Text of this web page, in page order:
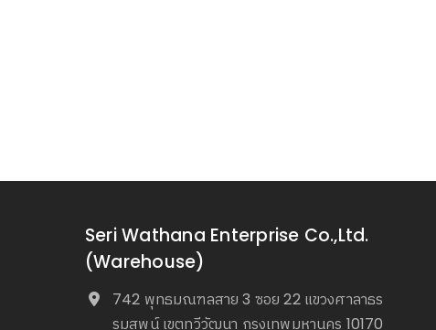
Seri Wathana Enterprise Co.,Ltd.
(Warehouse)
742 พุทธมณฑลสาย 3 ซอย 22 แขวงศาลาธร
รมสพน์ เขตทวีวัฒนา กรุงเทพมหานคร 10170